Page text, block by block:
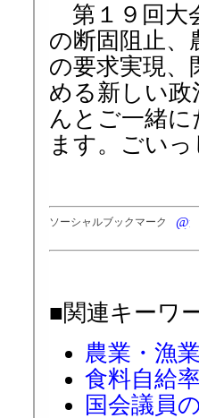
第１９回大
の断固阻止
の要求実現、
める新しい
んとご一緒
ます。ごい
ソーシャルブックマーク
■関連キーワ
農業・漁
食料自給
国会議員